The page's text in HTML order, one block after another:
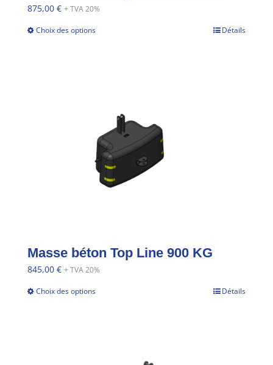
875,00 € + TVA 20%
Choix des options Détails
Masse béton Top Line 900 KG
845,00 € + TVA 20%
Choix des options Détails